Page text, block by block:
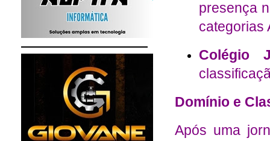
presença
categorias
Colégio
Domínio e
Após uma